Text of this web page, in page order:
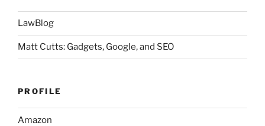
LawBlog
Matt Cutts: Gadgets, Google, and SEO
PROFILE
Amazon